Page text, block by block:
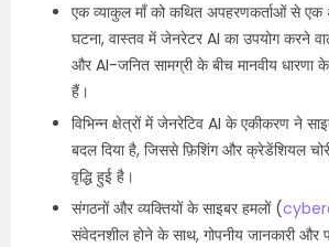
एक व्याकुल माँ को कथित अपहरणकर्ताओं से एक
घटना, वास्तव में जेनरेटर AI का उपयोग करने
और AI-जनित सामग्री के बीच मानवीय धारणा
हैं।
विभिन्न क्षेत्रों में जेनरेटिव AI के एकीकरण ने
बदल दिया है, जिससे फ़िशिंग और क्रेडेंशियल
वृद्धि हुई है।
संगठनों और व्यक्तियों के साइबर हमलों (
संवेदनशील होने के साथ, गोपनीय जानकारी और